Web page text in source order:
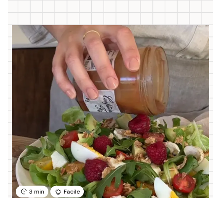
3 min Facile